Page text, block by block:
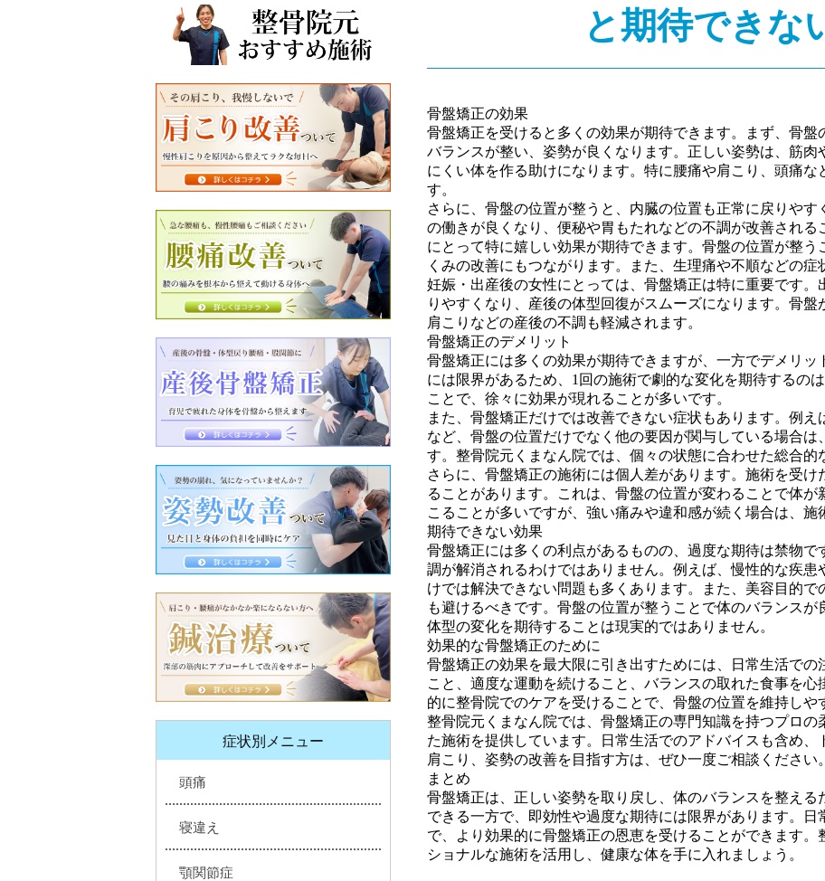
と期待できな
骨盤矯正の効果
骨盤矯正を受けると多くの効果が期待できます。まず、骨
バランスが整い、姿勢が良くなります。正しい姿勢は、筋
にくい体を作る助けになります。特に腰痛や肩こり、頭痛
す。
さらに、骨盤の位置が整うと、内臓の位置も正常に戻りや
の働きが良くなり、便秘や胃もたれなどの不調が改善され
にとって特に嬉しい効果が期待できます。骨盤の位置が整
くみの改善にもつながります。また、生理痛や不順などの症
妊娠・出産後の女性にとっては、骨盤矯正は特に重要です
りやすくなり、産後の体型回復がスムーズになります。骨
肩こりなどの産後の不調も軽減されます。
骨盤矯正のデメリット
骨盤矯正には多くの効果が期待できますが、一方でデメリ
には限界があるため、1回の施術で劇的な変化を期待するの
ことで、徐々に効果が現れることが多いです。
また、骨盤矯正だけでは改善できない症状もあります。例
など、骨盤の位置だけでなく他の要因が関与している場合は
す。整骨院元くまなん院では、個々の状態に合わせた総合的
さらに、骨盤矯正の施術には個人差があります。施術を受
ることがあります。これは、骨盤の位置が変わることで体
こることが多いですが、強い痛みや違和感が続く場合は、施
期待できない効果
骨盤矯正には多くの利点があるものの、過度な期待は禁物
調が解消されるわけではありません。例えば、慢性的な疾
けでは解決できない問題も多くあります。また、美容目的で
も避けるべきです。骨盤の位置が整うことで体のバランス
体型の変化を期待することは現実的ではありません。
効果的な骨盤矯正のために
骨盤矯正の効果を最大限に引き出すためには、日常生活で
こと、適度な運動を続けること、バランスの取れた食事を
的に整骨院でのケアを受けることで、骨盤の位置を維持しや
整骨院元くまなん院では、骨盤矯正の専門知識を持つプロ
た施術を提供しています。日常生活でのアドバイスも含め
肩こり、姿勢の改善を目指す方は、ぜひ一度ご相談ください。
まとめ
骨盤矯正は、正しい姿勢を取り戻し、体のバランスを整え
できる一方で、即効性や過度な期待には限界があります。日
で、より効果的に骨盤矯正の恩恵を受けることができます。
ショナルな施術を活用し、健康な体を手に入れましょう。
症状別メニュー
頭痛
寝違え
顎関節症